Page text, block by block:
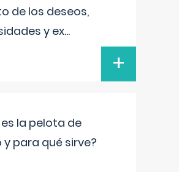
de los deseos,
y ex...
+
es la pelota de
para qué sirve?